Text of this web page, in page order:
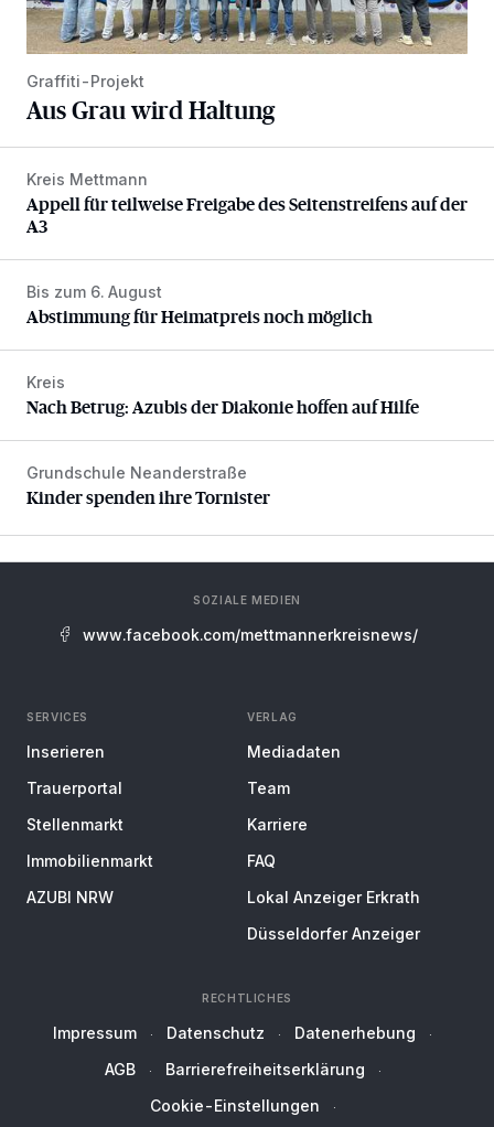
Graffiti-Projekt
Aus Grau wird Haltung
Appell für teilweise Freigabe des Seitenstreifens auf der A3
Kreis Mettmann
Appell für teilweise Freigabe des Seitenstreifens auf der
A3
Abstimmung für Heimatpreis noch möglich
Bis zum 6. August
Abstimmung für Heimatpreis noch möglich
Nach Betrug: Azubis der Diakonie hoffen auf Hilfe
Kreis
Nach Betrug: Azubis der Diakonie hoffen auf Hilfe
Kinder spenden ihre Tornister
Grundschule Neanderstraße
Kinder spenden ihre Tornister
SOZIALE MEDIEN
www.facebook.com/mettmannerkreisnews/
SERVICES
Inserieren
Trauerportal
Stellenmarkt
Immobilienmarkt
AZUBI NRW
VERLAG
Mediadaten
Team
Karriere
FAQ
Lokal Anzeiger Erkrath
Düsseldorfer Anzeiger
RECHTLICHES
Impressum Datenschutz
Datenerhebung
AGB
Barrierefreiheitserklärung
Cookie-Einstellungen